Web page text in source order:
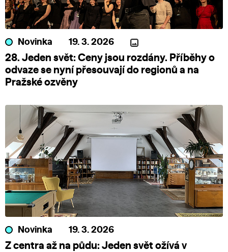
Novinka 19. 3. 2026
28. Jeden svět: Ceny jsou rozdány. Příběhy o
odvaze se nyní přesouvají do regionů a na
Pražské ozvěny
Novinka 19. 3. 2026
Z centra až na půdu: Jeden svět ožívá v